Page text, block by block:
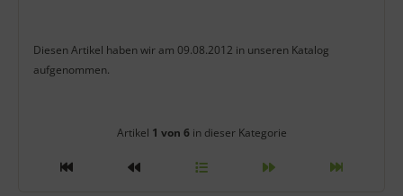
Diesen Artikel haben wir am 09.08.2012 in unseren Katalog
aufgenommen.
Artikelnavigation innerhalb
Artikel 1 von 6in dieser Kategorie